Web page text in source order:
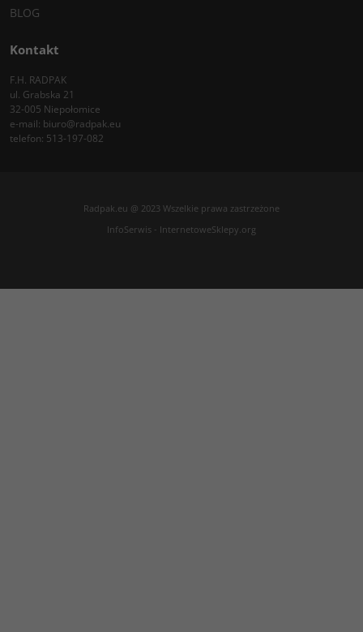
BLOG
Kontakt
F.H. RADPAK
ul. Grabska 21
32-005 Niepołomice
e-mail: biuro@radpak.eu
telefon: 513-197-082
Radpak.eu @ 2023 Wszelkie prawa zastrzeżone
InfoSerwis - InternetoweSklepy.org